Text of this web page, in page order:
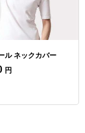
ル ネックカバー
円